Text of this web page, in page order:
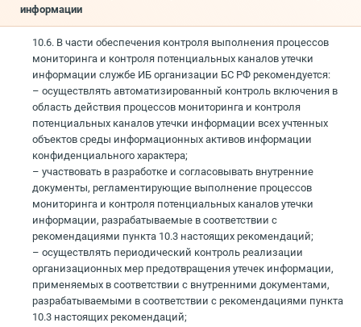
информации
10.6. В части обеспечения контроля выполнения процессов
мониторинга и контроля потенциальных каналов утечки
информации службе ИБ организации БС РФ рекомендуется:
– осуществлять автоматизированный контроль включения в
область действия процессов мониторинга и контроля
потенциальных каналов утечки информации всех учтенных
объектов среды информационных активов информации
конфиденциального характера;
– участвовать в разработке и согласовывать внутренние
документы, регламентирующие выполнение процессов
мониторинга и контроля потенциальных каналов утечки
информации, разрабатываемые в соответствии с
рекомендациями пункта 10.3 настоящих рекомендаций;
– осуществлять периодический контроль реализации
организационных мер предотвращения утечек информации,
применяемых в соответствии с внутренними документами,
разрабатываемыми в соответствии с рекомендациями пункта
10.3 настоящих рекомендаций;